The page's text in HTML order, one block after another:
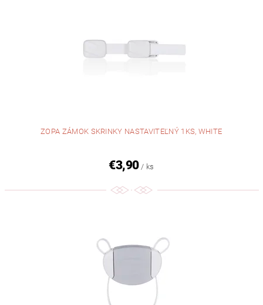
ZOPA ZÁMOK SKRINKY NASTAVITEĽNÝ 1KS, WHITE
€3,90 / ks